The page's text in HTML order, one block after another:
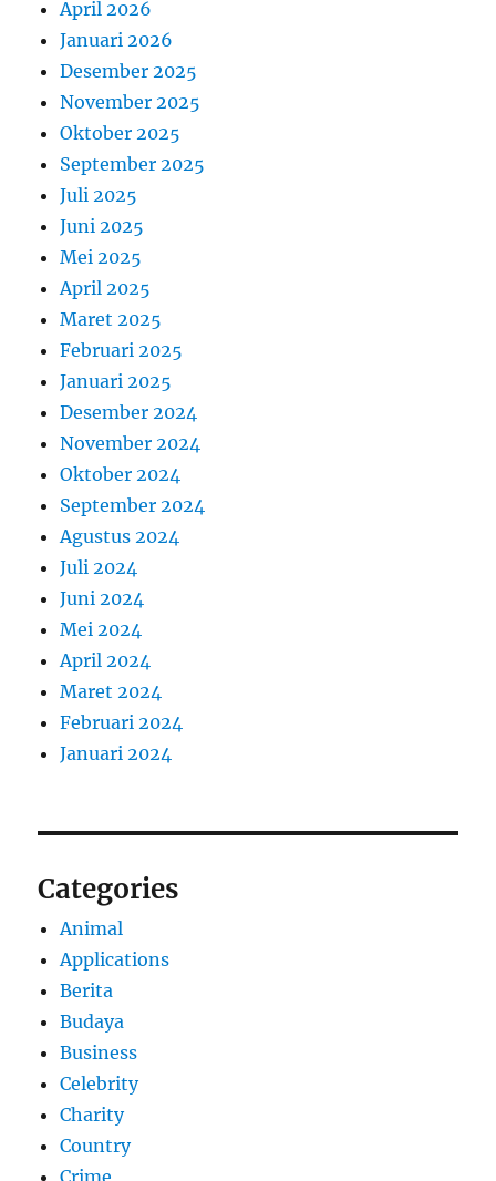
April 2026
Januari 2026
Desember 2025
November 2025
Oktober 2025
September 2025
Juli 2025
Juni 2025
Mei 2025
April 2025
Maret 2025
Februari 2025
Januari 2025
Desember 2024
November 2024
Oktober 2024
September 2024
Agustus 2024
Juli 2024
Juni 2024
Mei 2024
April 2024
Maret 2024
Februari 2024
Januari 2024
Categories
Animal
Applications
Berita
Budaya
Business
Celebrity
Charity
Country
Crime